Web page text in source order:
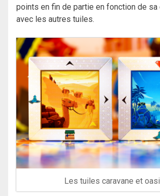
points en fin de partie en fonction de
avec les autres tuiles.
Les tuiles caravane et